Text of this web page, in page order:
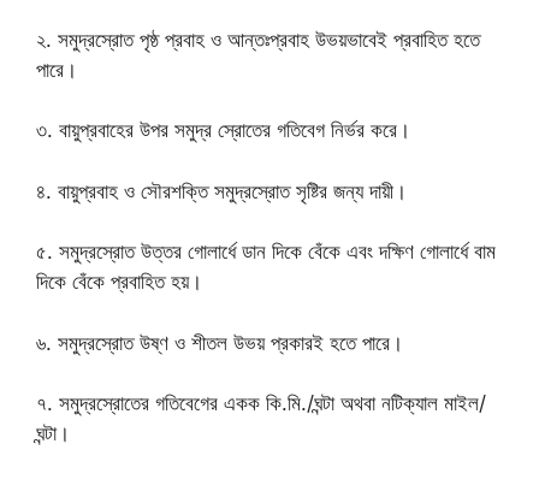
২. সমুদ্রস্রোত পৃষ্ঠ প্রবাহ ও আন্তঃপ্রবাহ উভয়ভাবেই প্রবাহিত হতে
পারে।
৩. বায়ুপ্রবাহের উপর সমুদ্র স্রোতের গতিবেগ নির্ভর করে।
৪. বায়ুপ্রবাহ ও সৌরশক্তি সমুদ্রস্রোত সৃষ্টির জন্য দায়ী।
৫. সমুদ্রস্রোত উত্তর গোলার্ধে ডান দিকে বেঁকে এবং দক্ষিণ গোলার্ধে বাম
দিকে বেঁকে প্রবাহিত হয়।
৬. সমুদ্রস্রোত উষ্ণ ও শীতল উভয় প্রকারই হতে পারে।
৭. সমুদ্রস্রোতের গতিবেগের একক কি.মি./ঘন্টা অথবা নটিক্যাল মাইল/
ঘন্টা।